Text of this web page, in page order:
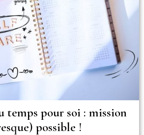
temps pour soi : mission
possible !